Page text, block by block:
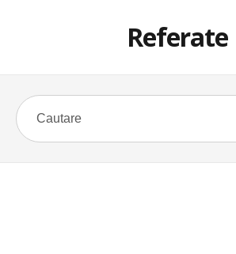
Referate